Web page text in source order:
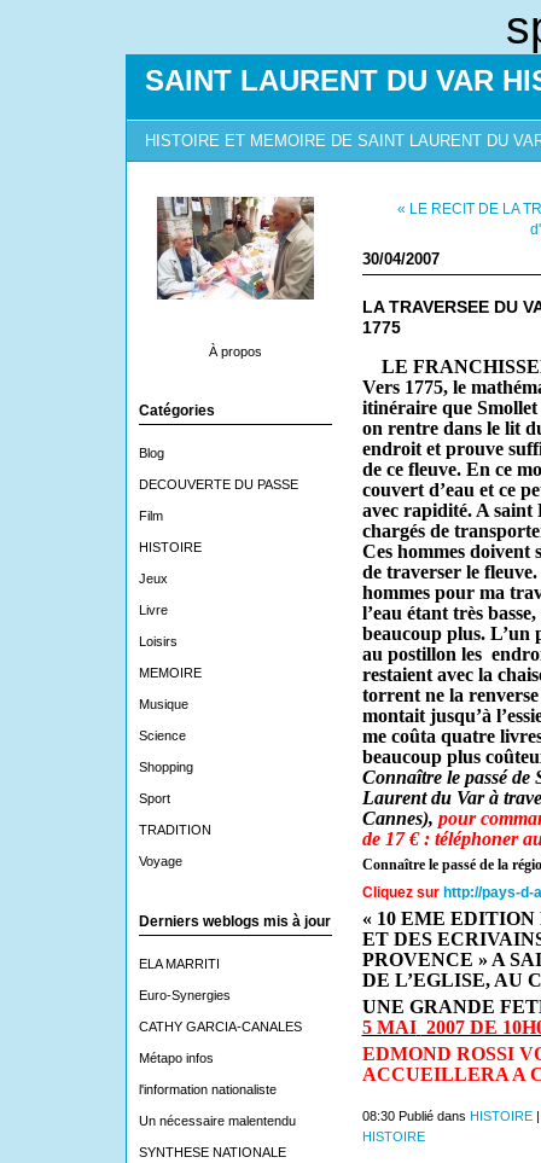
SAINT LAURENT DU VAR
HISTOIRE ET MEMOIRE DE SAINT LAURENT DU
À propos
Catégories
Blog
DECOUVERTE DU PASSE
Film
HISTOIRE
Jeux
Livre
Loisirs
MEMOIRE
Musique
Science
Shopping
Sport
TRADITION
Voyage
Derniers weblogs mis à jour
ELA MARRITI
Euro-Synergies
CATHY GARCIA-CANALES
Métapo infos
l'information nationaliste
Un nécessaire malentendu
SYNTHESE NATIONALE
« LE RECIT DE LA
30/04/2007
LA TRAVERSEE DU
1775
LE
Vers 1775, le
itinéraire que
on rentre dans le lit
endroit et prouve
de ce fleuve. En ce
couvert d’eau et ce
avec rapidité. A saint
chargés de
Ces hommes doivent
de traverser le
hommes pour ma
l’eau étant très
beaucoup plus. L’un
au postillon les
restaient avec la
torrent ne la
montait jusqu’à
me coûta quatre
beaucoup plus
Connaître le passé
Laurent du Var à
Cannes), pour
de 17 € : téléphoner
Connaître le passé de la
Cliquez sur http://pays-d-
« 10 EME
ET DES
PROVENCE » A
DE L’EGLISE, AU
UNE GRANDE
5 MAI 2007 DE
EDMOND ROSSI
ACCUEILLERA A
08:30 Publié dans HISTOIRE
HISTOIRE